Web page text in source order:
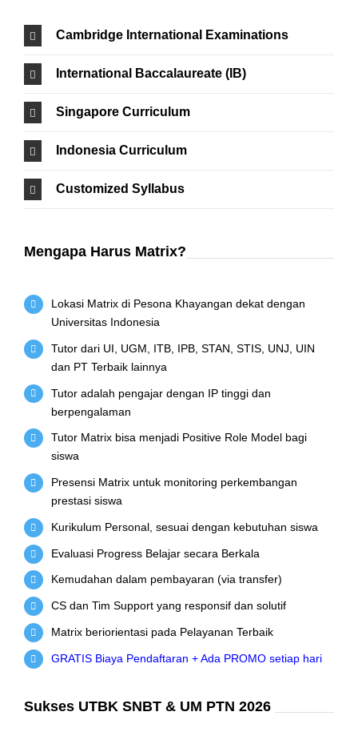
Cambridge International Examinations
International Baccalaureate (IB)
Singapore Curriculum
Indonesia Curriculum
Customized Syllabus
Mengapa Harus Matrix?
Lokasi Matrix di Pesona Khayangan dekat dengan
Universitas Indonesia
Tutor dari UI, UGM, ITB, IPB, STAN, STIS, UNJ, UIN
dan PT Terbaik lainnya
Tutor adalah pengajar dengan IP tinggi dan
berpengalaman
Tutor Matrix bisa menjadi Positive Role Model bagi
siswa
Presensi Matrix untuk monitoring perkembangan
prestasi siswa
Kurikulum Personal, sesuai dengan kebutuhan siswa
Evaluasi Progress Belajar secara Berkala
Kemudahan dalam pembayaran (via transfer)
CS dan Tim Support yang responsif dan solutif
Matrix beriorientasi pada Pelayanan Terbaik
GRATIS Biaya Pendaftaran + Ada PROMO setiap hari
Sukses UTBK SNBT & UM PTN 2026